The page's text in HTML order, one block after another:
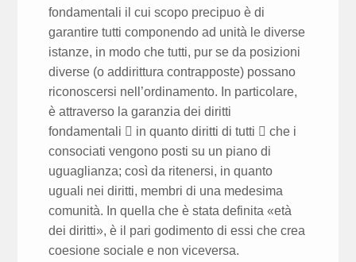
fondamentali il cui scopo precipuo è di
garantire tutti componendo ad unità le diverse
istanze, in modo che tutti, pur se da posizioni
diverse (o addirittura contrapposte) possano
riconoscersi nell’ordinamento. In particolare,
è attraverso la garanzia dei diritti
fondamentali  in quanto diritti di tutti  che i
consociati vengono posti su un piano di
uguaglianza; così da ritenersi, in quanto
uguali nei diritti, membri di una medesima
comunità. In quella che è stata definita «età
dei diritti», è il pari godimento di essi che crea
coesione sociale e non viceversa.